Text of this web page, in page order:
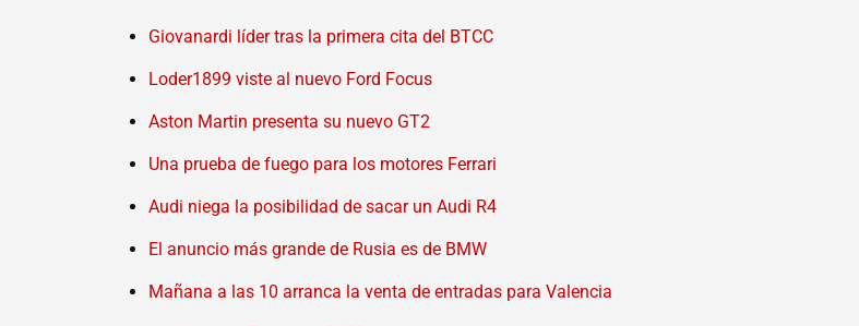
Giovanardi líder tras la primera cita del BTCC
Loder1899 viste al nuevo Ford Focus
Aston Martin presenta su nuevo GT2
Una prueba de fuego para los motores Ferrari
Audi niega la posibilidad de sacar un Audi R4
El anuncio más grande de Rusia es de BMW
Mañana a las 10 arranca la venta de entradas para Valencia